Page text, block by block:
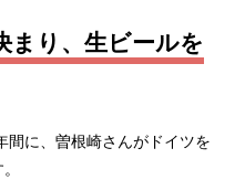
まり、生ビールを
間に、曽根崎さんがドイツを